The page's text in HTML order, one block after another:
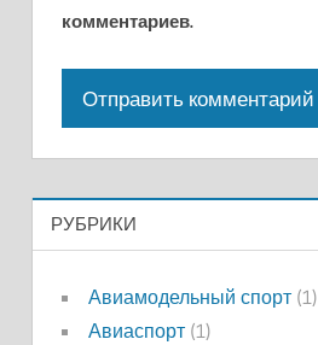
комментариев.
РУБРИКИ
Авиамодельный спорт(1)
Авиаспорт(1)